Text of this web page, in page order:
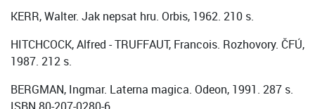
KERR, Walter. Jak nepsat hru. Orbis, 1962. 210 s.
HITCHCOCK, Alfred - TRUFFAUT, Francois. Rozhovory. ČFÚ,
1987. 212 s.
BERGMAN, Ingmar. Laterna magica. Odeon, 1991. 287 s.